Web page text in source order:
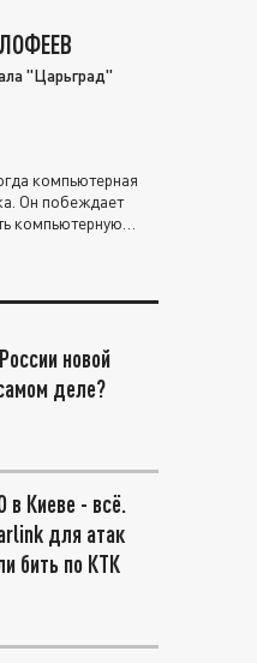
"Царьград"
компьютерная
Он побеждает
компьютерную
новой
деле?
в Киеве - всё.
для атак
бить по КТК